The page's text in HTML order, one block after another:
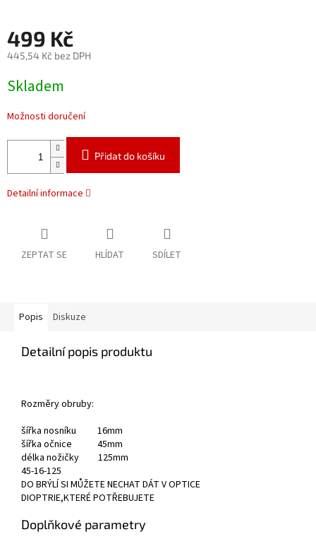
499 Kč
445,54 Kč bez DPH
cena:
Skladem
Možnosti doručení
Přidat do košíku
Detailní informace
ZEPTAT SE HLÍDAT SDÍLET
Popis Diskuze
Detailní popis produktu
Rozměry obruby:
šířka nosníku 16mm
šířka očnice 45mm
délka nožičky 125mm
45-16-125
DO BRÝLÍ SI MŮŽETE NECHAT DÁT V OPTICE
DIOPTRIE,KTERÉ POTŘEBUJETE
Doplňkové parametry